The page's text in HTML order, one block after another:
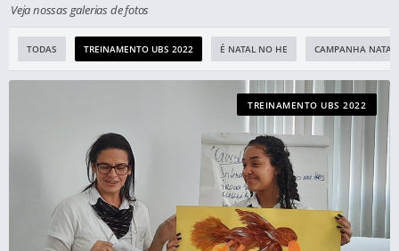
Veja nossas galerias de fotos
TODAS TREINAMENTO UBS 2022 É NATAL NO HE CAMPANHA NATAL
TREINAMENTO UBS 2022